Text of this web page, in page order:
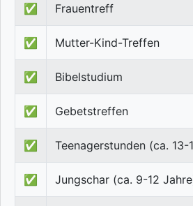
✅ Frauentreff
✅ Mutter-Kind-Treffen
✅ Bibelstudium
✅ Gebetstreffen
✅ Teenagerstunden (ca. 13-
✅ Jungschar (ca. 9-12